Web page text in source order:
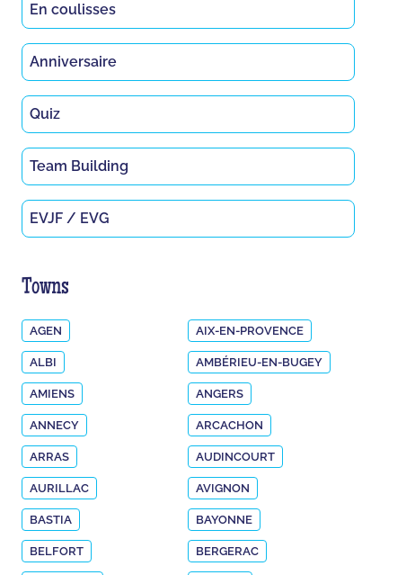
En coulisses
Anniversaire
Quiz
Team Building
EVJF / EVG
Towns
AGEN AIX-EN-PROVENCE
ALBI AMBÉRIEU-EN-BUGEY
AMIENS ANGERS
ANNECY ARCACHON
ARRAS AUDINCOURT
AURILLAC AVIGNON
BASTIA BAYONNE
BELFORT BERGERAC